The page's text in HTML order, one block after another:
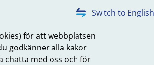
Switch to English
för att webbplatsen
godkänner alla kakor
chatta med oss och för
omfattats av PISA-